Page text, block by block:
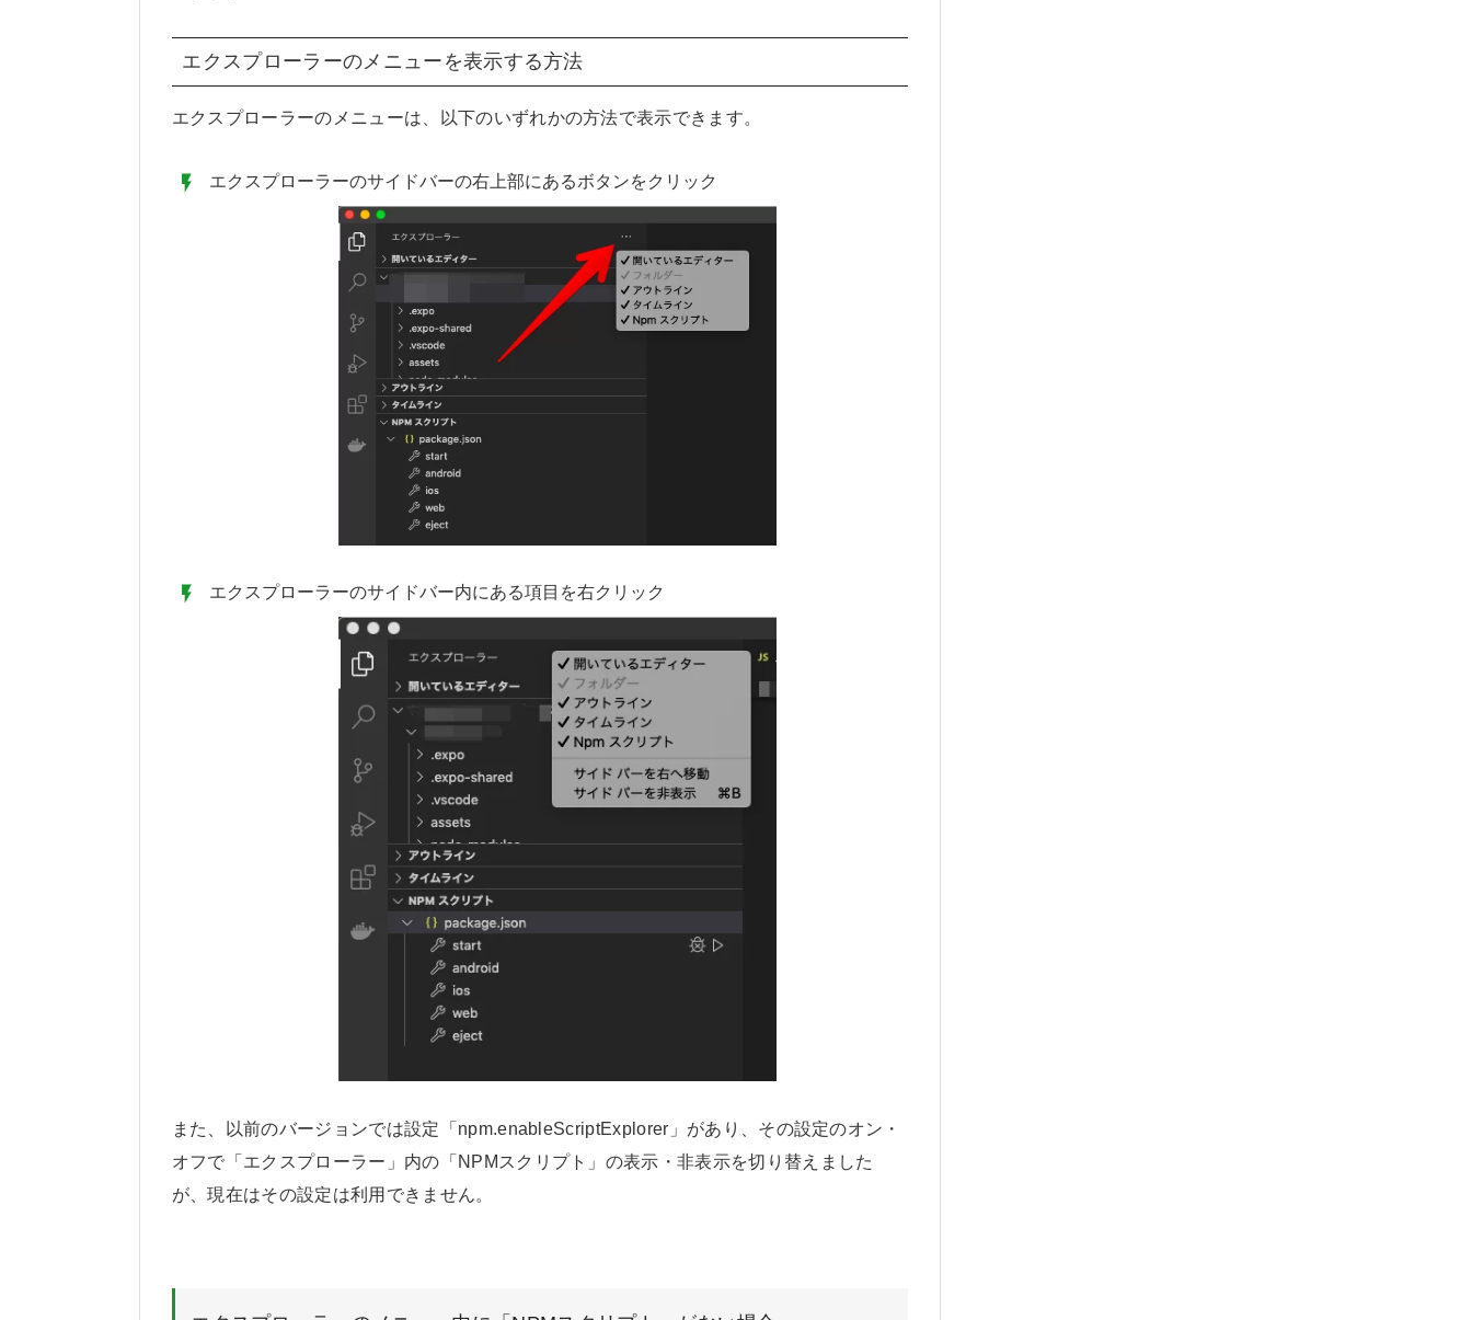
エクスプローラーのメニューを表示する方法
エクスプローラーのメニューは、以下のいずれかの方法で表示できます。
エクスプローラーのサイドバーの右上部にあるボタンをクリック
エクスプローラーのサイドバー内にある項目を右クリック
また、以前のバージョンでは設定「npm.enableScriptExplorer」があり、その設定のオン・
オフで「エクスプローラー」内の「NPMスクリプト」の表示・非表示を切り替えました
が、現在はその設定は利用できません。